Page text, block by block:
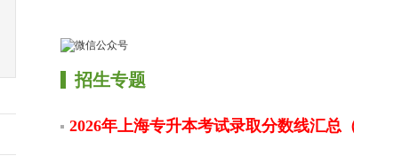
招生专题
2026年上海专升本考试录取分数线汇总（不限更